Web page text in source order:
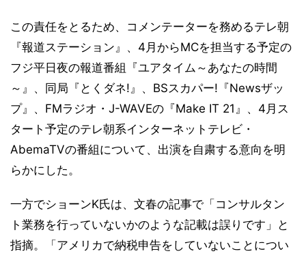
この責任をとるため、コメンテーターを務めるテレ朝
『報道ステーション』、4月からMCを担当する予定の
フジ平日夜の報道番組『ユアタイム～あなたの時間
～』、同局『とくダネ!』、BSスカパー!『Newsザッ
プ』、FMラジオ・J-WAVEの『Make IT 21』、4月ス
タート予定のテレ朝系インターネットテレビ・
AbemaTVの番組について、出演を自粛する意向を明
らかにした。
一方でショーンK氏は、文春の記事で「コンサルタン
ト業務を行っていないかのような記載は誤りです」と
指摘。「アメリカで納税申告をしていないことについ